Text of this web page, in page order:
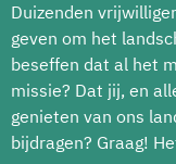
Duizenden
geven om het
beseffen dat al het
missie? Dat jij, en
genieten van ons
bijdragen? Graag!